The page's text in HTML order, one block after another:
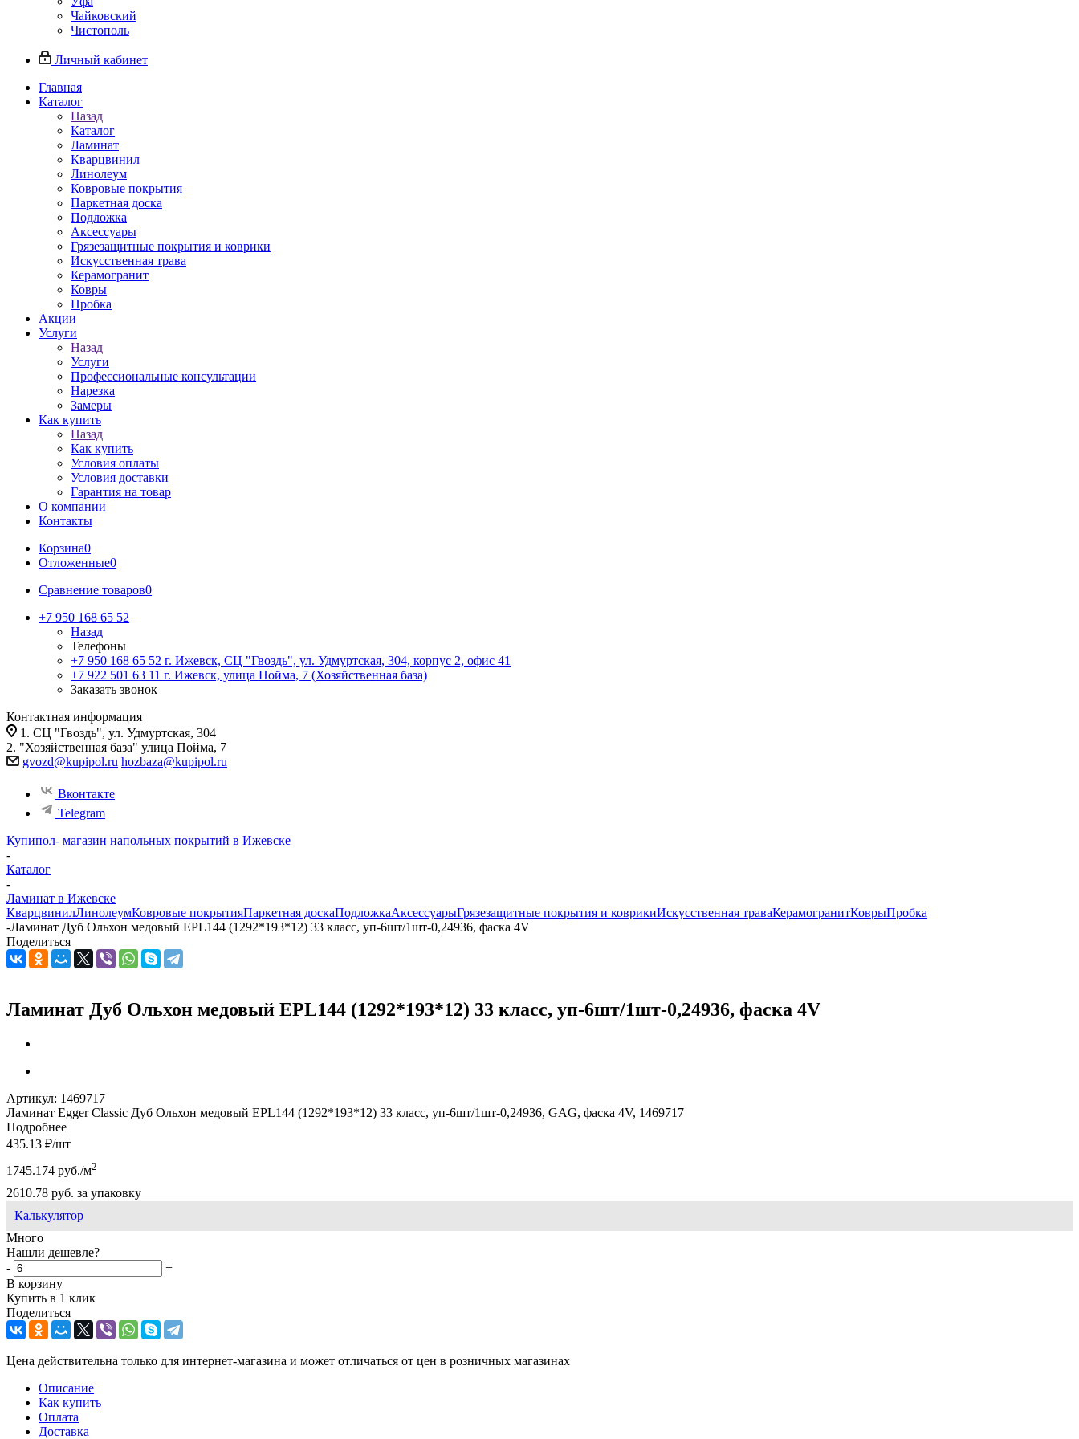
Чайковский
Чистополь
Личный кабинет
Главная
Каталог
Назад
Каталог
Ламинат
Кварцвинил
Линолеум
Ковровые покрытия
Паркетная доска
Подложка
Аксессуары
Грязезащитные покрытия и коврики
Искусственная трава
Керамогранит
Ковры
Пробка
Акции
Услуги
Назад
Услуги
Профессиональные консультации
Нарезка
Замеры
Как купить
Назад
Как купить
Условия оплаты
Условия доставки
Гарантия на товар
О компании
Контакты
Корзина0
Отложенные0
Сравнение товаров0
+7 950 168 65 52
Назад
Телефоны
+7 950 168 65 52 г. Ижевск, СЦ "Гвоздь", ул. Удмуртская, 304, корпус 2, офис 41
+7 922 501 63 11 г. Ижевск, улица Пойма, 7 (Хозяйственная база)
Заказать звонок
Контактная информация
1. СЦ "Гвоздь", ул. Удмуртская, 304
2. "Хозяйственная база" улица Пойма, 7
gvozd@kupipol.ru hozbaza@kupipol.ru
Вконтакте
Telegram
Купипол- магазин напольных покрытий в Ижевске
-
Каталог
-
Ламинат в Ижевске
КварцвинилЛинолеумКовровые покрытияПаркетная доскаПодложкаАксессуарыГрязезащитные покрытия и коврикиИскусственная траваКерамогранитКоврыПробка
-Ламинат Дуб Ольхон медовый EPL144 (1292*193*12) 33 класс, уп-6шт/1шт-0,24936, фаска 4V
Поделиться
Ламинат Дуб Ольхон медовый EPL144 (1292*193*12) 33 класс, уп-6шт/1шт-0,24936, фаска 4V
Артикул: 1469717
Ламинат Egger Classic Дуб Ольхон медовый EPL144 (1292*193*12) 33 класс, уп-6шт/1шт-0,24936, GAG, фаска 4V, 1469717
Подробнее
435.13 ₽/шт
1745.174 руб./м2
2610.78 руб. за упаковку
Калькулятор
Много
Нашли дешевле?
-
+
В корзину
Купить в 1 клик
Поделиться
Цена действительна только для интернет-магазина и может отличаться от цен в розничных магазинах
Описание
Как купить
Оплата
Доставка